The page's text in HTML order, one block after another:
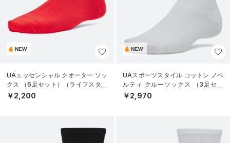
NEW
UAエッセンシャル クオーター ソッ
クス （6足セット）（ライフスタイ
ル/KIDS）
￥2,200
NEW
UAスポーツスタイル コットン ノベ
ルティ クルーソックス （3足セッ
ト）（トレーニング/UNISEX）
￥2,970